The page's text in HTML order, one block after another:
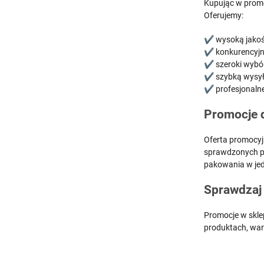
Kupując w
Oferujemy:
✔ wysoką
✔
✔ szeroki
✔ szybką
✔
Promocje
Oferta
sprawdzonych
pakowania w
Promocje w
produktach,